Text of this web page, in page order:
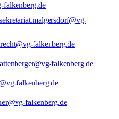
falkenberg.de
sekretariat.malgersdorf@vg-
falkenberg.de
falkenberg.de
falkenberg.de
falkenberg.de